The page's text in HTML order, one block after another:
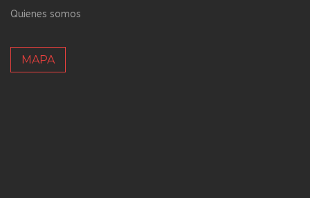
Quienes somos
MAPA